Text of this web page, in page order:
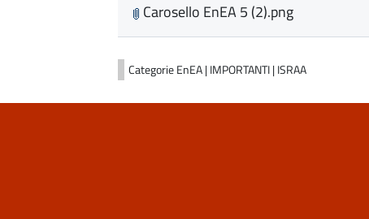
Carosello EnEA 5 (2).png
CategorieEnEA|IMPORTANTI|ISRAA